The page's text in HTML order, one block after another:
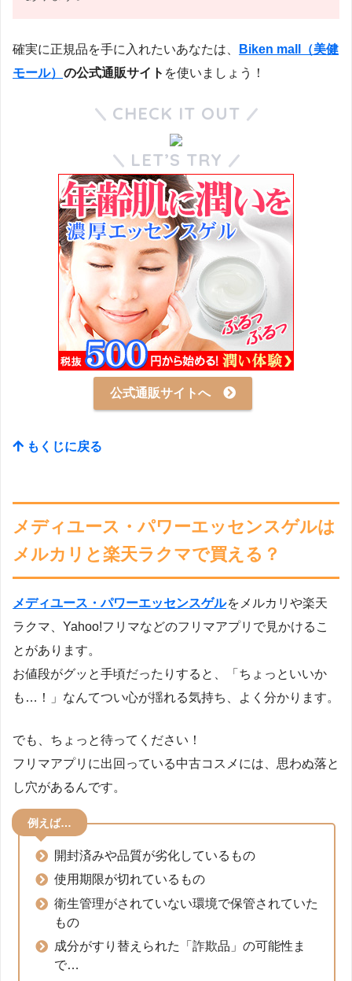
確実に正規品を手に入れたいあなたは、
Biken mall（美健
モール） の公式通販サイト を使いましょう！
CHECK IT OUT
LET’S TRY
公式通販サイトへ
もくじに戻る
メディユース・パワーエッセンスゲルは
メルカリと楽天ラクマで買える？
メディユース・パワーエッセンスゲルをメルカリや楽天
ラクマ、Yahoo!フリマなどのフリマアプリで見かけるこ
とがあります。
お値段がグッと手頃だったりすると、「ちょっといいか
も…！」なんてつい心が揺れる気持ち、よく分かります。
でも、ちょっと待ってください！
フリマアプリに出回っている中古コスメには、思わぬ落と
し穴があるんです。
例えば…
開封済みや品質が劣化しているもの
使用期限が切れているもの
衛生管理がされていない環境で保管されていた
もの
成分がすり替えられた「詐欺品」の可能性ま
で…